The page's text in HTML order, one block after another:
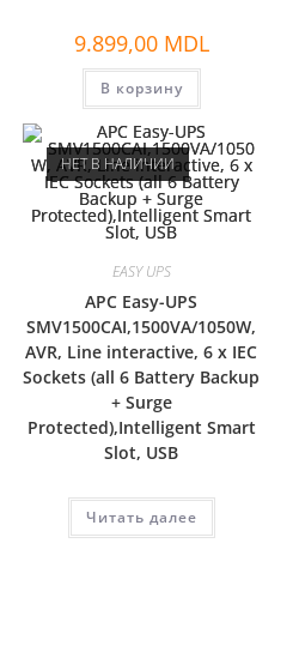
9.899,00 MDL
В корзину
НЕТ В НАЛИЧИИ
EASY UPS
APC Easy-UPS
SMV1500CAI,1500VA/1050W,
AVR, Line interactive, 6 x IEC
Sockets (all 6 Battery Backup
+ Surge
Protected),Intelligent Smart
Slot, USB
Читать далее